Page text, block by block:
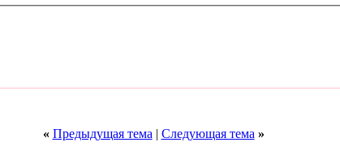
« Предыдущая тема | Следующая тема »